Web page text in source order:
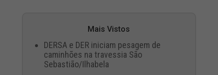
Mais Vistos
DERSA e DER iniciam pesagem de
caminhões na travessia São
Sebastião/Ilhabela